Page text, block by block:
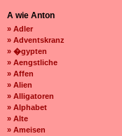
A wie Anton
» Adler
» Adventskranz
» �gypten
» Aengstliche
» Affen
» Alien
» Alligatoren
» Alphabet
» Alte
» Ameisen